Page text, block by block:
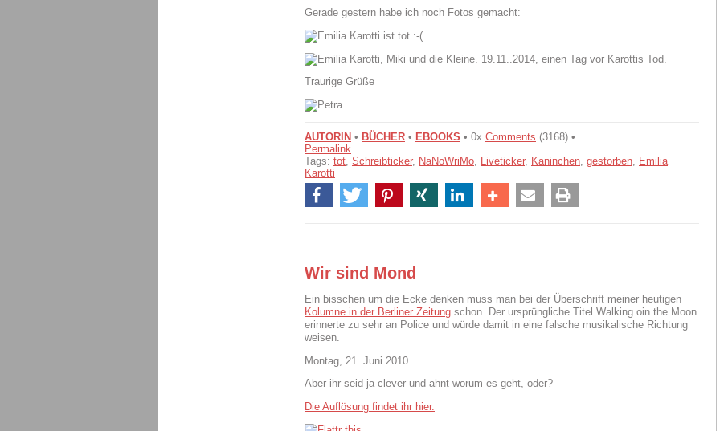
Gerade gestern habe ich noch Fotos gemacht:
Traurige Grüße
AUTORIN • BÜCHER • EBOOKS • 0x Comments (3168) •
Permalink
Tags: tot, Schreibticker, NaNoWriMo, Liveticker, Kaninchen, gestorben, Emilia
Karotti
Wir sind Mond
Ein bisschen um die Ecke denken muss man bei der Überschrift meiner heutigen
Kolumne in der Berliner Zeitung schon. Der ursprüngliche Titel Walking oin the Moon
erinnerte zu sehr an Police und würde damit in eine falsche musikalische Richtung
weisen.
Montag, 21. Juni 2010
Aber ihr seid ja clever und ahnt worum es geht, oder?
Die Auflösung findet ihr hier.